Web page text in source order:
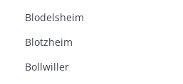
Blodelsheim
Blotzheim
Bollwiller